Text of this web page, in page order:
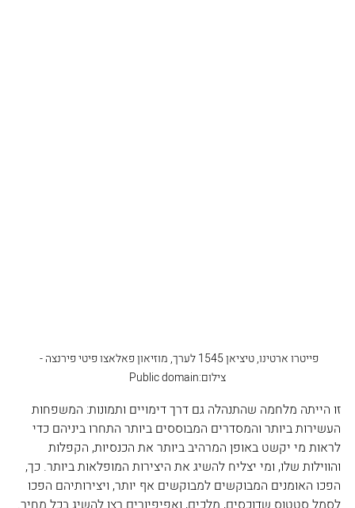
פייטרו ארטינו, טיציאן 1545 לערך, מוזיאון פאלאצו פיטי פירנצה -
צילום:Public domain
זו הייתה מלחמה שהתנהלה גם דרך דימויים ותמונות: המשפחות
העשירות ביותר והמסדרים המבוססים ביותר התחרו ביניהם כדי
לראות מי יקשט באופן המרהיב ביותר את הכנסיות, הקפלות
והווילות שלו, ומי יצליח להשיג את היצירות המופלאות ביותר. כך,
הפכו האומנים המבוקשים למבוקשים אף יותר, ויצירותיהם הפכו